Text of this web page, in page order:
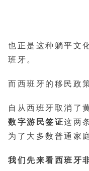
也正是这种躺平文
班牙。
而西班牙的移民政
自从西班牙取消了
数字游民签证这两
为了大多数普通家
我们先来看西班牙